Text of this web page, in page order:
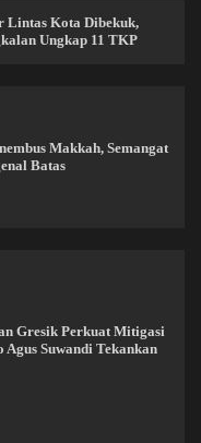
Lintas Kota Dibekuk,
Ungkap 11 TKP
Makkah, Semangat
Batas
Gresik Perkuat Mitigasi
Suwandi Tekankan